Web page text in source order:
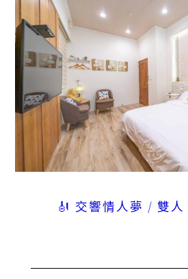
🎻 交響情人夢 / 雙人